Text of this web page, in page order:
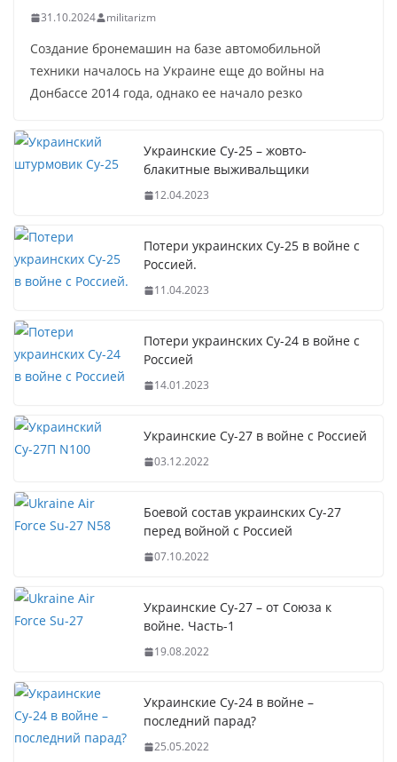
31.10.2024 militarizm
Создание бронемашин на базе автомобильной
техники началось на Украине еще до войны на
Донбассе 2014 года, однако ее начало резко
Украинские Су-25 – жовто-
блакитные выживальщики
12.04.2023
Потери украинских Су-25 в войне с
Россией.
11.04.2023
Потери украинских Су-24 в войне с
Россией
14.01.2023
Украинские Су-27 в войне с Россией
03.12.2022
Боевой состав украинских Су-27
перед войной с Россией
07.10.2022
Украинские Су-27 – от Союза к
войне. Часть-1
19.08.2022
Украинские Су-24 в войне –
последний парад?
25.05.2022